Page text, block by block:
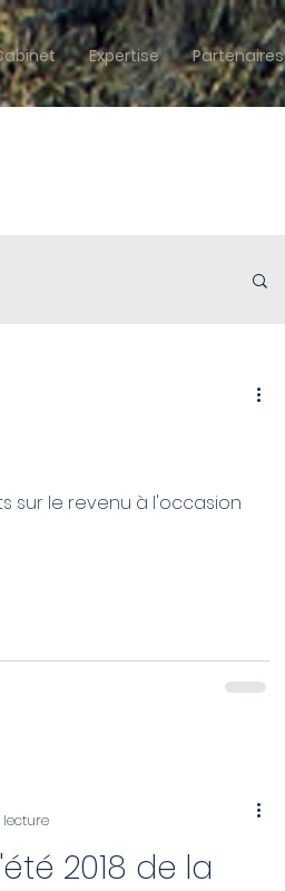
Expertise Partenaires
sur le revenu à l'occasion
2018 de la
lecture